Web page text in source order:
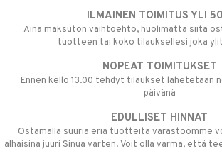
ILMAINEN TOIMITUS YLI
Aina maksuton vaihtoehto, huolimatta siitä
tuotteen tai koko tilauksellesi joka
NOPEAT TOIMITUKSET
Ennen kello 13.00 tehdyt tilaukset lähetetään
päivänä
EDULLISET HINNAT
Ostamalla suuria eriä tuotteita varastoomme
alhaisina juuri Sinua varten! Voit olla varma, että